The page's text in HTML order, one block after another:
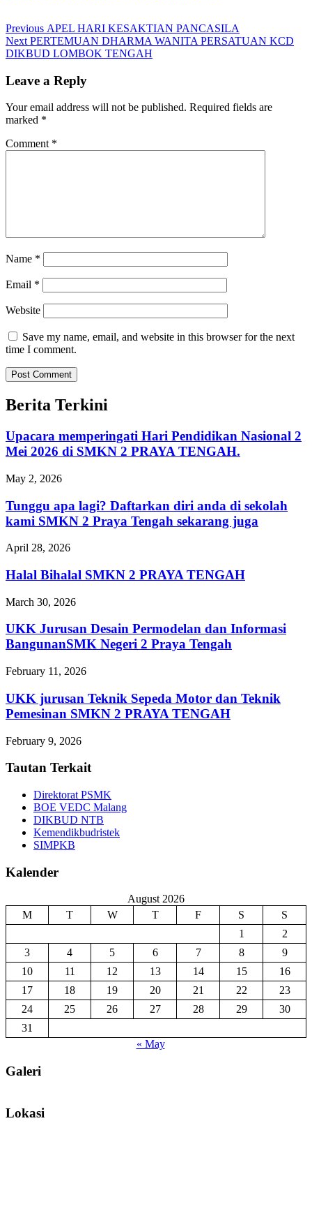
Post
navigation
Previous Previous
post:
APEL HARI KESAKTIAN PANCASILA
Next Next
post:
PERTEMUAN DHARMA WANITA PERSATUAN KCD
DIKBUD LOMBOK TENGAH
Leave a Reply
Your email address will not be published. Required fields are
marked *
Comment *
Name *
Email *
Website
Save my name, email, and website in this browser for the next
time I comment.
Berita Terkini
Upacara memperingati Hari Pendidikan Nasional 2
Mei 2026 di SMKN 2 PRAYA TENGAH.
May 2, 2026
Tunggu apa lagi? Daftarkan diri anda di sekolah
kami SMKN 2 Praya Tengah sekarang juga
April 28, 2026
Halal Bihalal SMKN 2 PRAYA TENGAH
March 30, 2026
UKK Jurusan Desain Permodelan dan Informasi
BangunanSMK Negeri 2 Praya Tengah
February 11, 2026
UKK jurusan Teknik Sepeda Motor dan Teknik
Pemesinan SMKN 2 PRAYA TENGAH
February 9, 2026
Tautan Terkait
Direktorat PSMK
BOE VEDC Malang
DIKBUD NTB
Kemendikbudristek
SIMPKB
Kalender
August 2026
M
T W T F S
S
1
2
3
4 5 6 7 8
9
10
11 12 13 14 15
16
17
18 19 20 21 22
23
24
25 26 27 28 29
30
31
« May
Galeri
Lokasi